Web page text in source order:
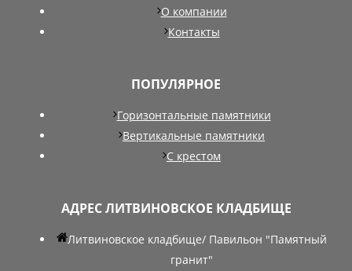
О компании
Контакты
ПОПУЛЯРНОЕ
Горизонтальные памятники
Вертикальные памятники
С крестом
АДРЕС ЛИТВИНОВСКОЕ КЛАДБИЩЕ
Литвиновское кладбище/ Павильон "Памятный
гранит"